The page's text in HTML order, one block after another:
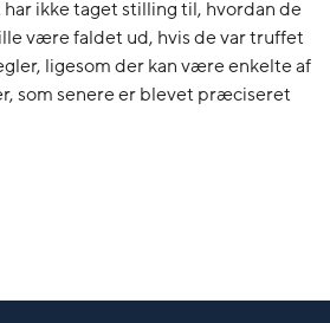
ikke taget stilling til, hvordan de
være faldet ud, hvis de var truffet
ligesom der kan være enkelte af
som senere er blevet præciseret